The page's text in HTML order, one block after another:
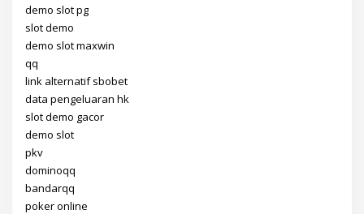
demo slot pg
slot demo
demo slot maxwin
qq
link alternatif sbobet
data pengeluaran hk
slot demo gacor
demo slot
pkv
dominoqq
bandarqq
poker online